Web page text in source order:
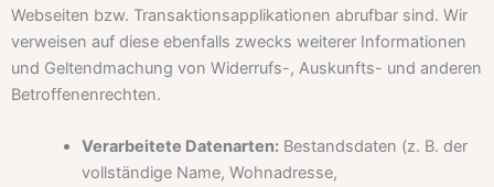
Webseiten bzw. Transaktionsapplikationen abrufbar sind. Wir
verweisen auf diese ebenfalls zwecks weiterer Informationen
und Geltendmachung von Widerrufs-, Auskunfts- und anderen
Betroffenenrechten.
Verarbeitete Datenarten:Bestandsdaten (z. B. der
vollständige Name, Wohnadresse,